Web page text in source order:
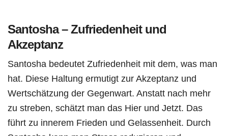
Santosha – Zufriedenheit und
Akzeptanz
Santosha bedeutet Zufriedenheit mit dem, was man
hat. Diese Haltung ermutigt zur Akzeptanz und
Wertschätzung der Gegenwart. Anstatt nach mehr
zu streben, schätzt man das Hier und Jetzt. Das
führt zu innerem Frieden und Gelassenheit. Durch